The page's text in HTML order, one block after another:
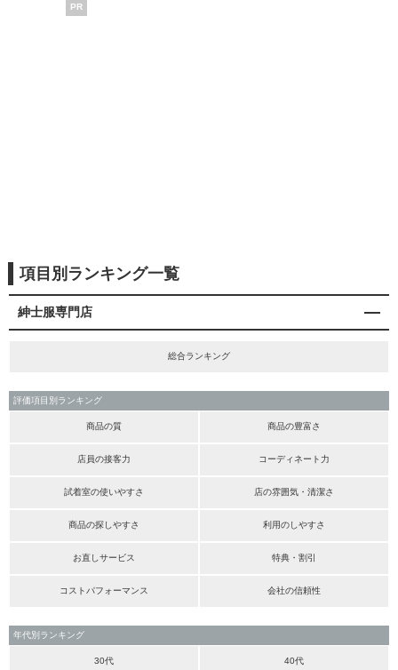
PR
項目別ランキング一覧
紳士服専門店
総合ランキング
評価項目別ランキング
商品の質 商品の豊富さ
店員の接客力 コーディネート力
試着室の使いやすさ 店の雰囲気・清潔さ
商品の探しやすさ 利用のしやすさ
お直しサービス 特典・割引
コストパフォーマンス 会社の信頼性
年代別ランキング
30代 40代